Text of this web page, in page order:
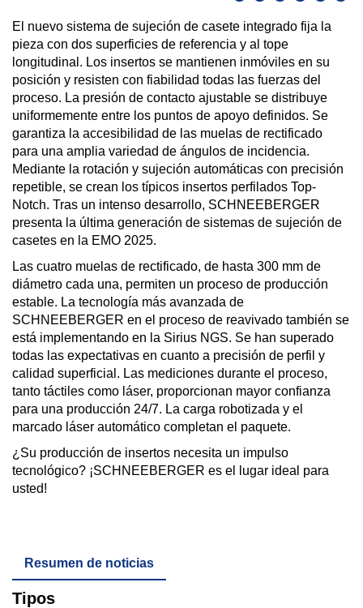
El nuevo sistema de sujeción de casete integrado fija la
pieza con dos superficies de referencia y al tope
longitudinal. Los insertos se mantienen inmóviles en su
posición y resisten con fiabilidad todas las fuerzas del
proceso. La presión de contacto ajustable se distribuye
uniformemente entre los puntos de apoyo definidos. Se
garantiza la accesibilidad de las muelas de rectificado
para una amplia variedad de ángulos de incidencia.
Mediante la rotación y sujeción automáticas con precisión
repetible, se crean los típicos insertos perfilados Top-
Notch. Tras un intenso desarrollo, SCHNEEBERGER
presenta la última generación de sistemas de sujeción de
casetes en la EMO 2025.
Las cuatro muelas de rectificado, de hasta 300 mm de
diámetro cada una, permiten un proceso de producción
estable. La tecnología más avanzada de
SCHNEEBERGER en el proceso de reavivado también se
está implementando en la Sirius NGS. Se han superado
todas las expectativas en cuanto a precisión de perfil y
calidad superficial. Las mediciones durante el proceso,
tanto táctiles como láser, proporcionan mayor confianza
para una producción 24/7. La carga robotizada y el
marcado láser automático completan el paquete.
¿Su producción de insertos necesita un impulso
tecnológico? ¡SCHNEEBERGER es el lugar ideal para
usted!
Resumen de noticias
Tipos